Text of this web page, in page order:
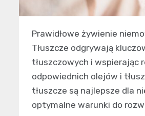
Prawidłowe żywienie
Tłuszcze odgrywają
tłuszczowych i wspierając
odpowiednich olejów i
tłuszcze są najlepsze dla
optymalne warunki do